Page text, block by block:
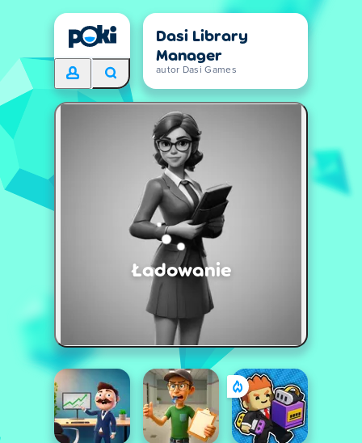
Dasi Library
Manager
autor Dasi Games
Ładowanie